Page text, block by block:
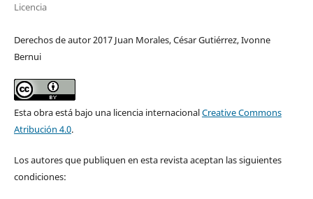
Licencia
Derechos de autor 2017 Juan Morales, César Gutiérrez, Ivonne
Bernui
Esta obra está bajo una licencia internacionalCreative Commons
Atribución 4.0.
Los autores que publiquen en esta revista aceptan las siguientes
condiciones: